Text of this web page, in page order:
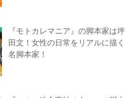
『モトカレマニア』の脚本家は坪
田文！女性の日常をリアルに描く
名脚本家！